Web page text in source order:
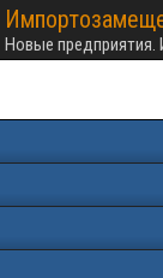
Новые предприятия.